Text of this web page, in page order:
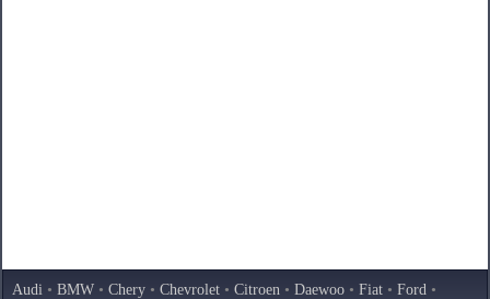
Audi • BMW • Chery • Chevrolet • Citroen • Daewoo • Fiat • Ford •